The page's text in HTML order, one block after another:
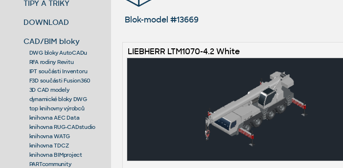
TIPY A TRIKY
DOWNLOAD
CAD/BIM bloky
DWG bloky AutoCADu
RFA rodiny Revitu
IPT součásti Inventoru
F3D součásti Fusion360
3D CAD modely
dynamické bloky DWG
top knihovny výrobců
knihovna AEC Data
knihovna RUG-CADstudio
knihovna WATG
knihovna TDCZ
knihovna BIMproject
PARTcommunity
Blok-model #13669
LIEBHERR LTM1070-4.2 White